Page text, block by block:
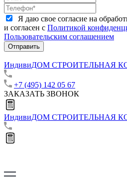
Я даю свое согласие на
и согласен с Политикой
Пользовательским соглашением
Отправить
ИндивиДОМ СТРОИТЕЛЬНАЯ
+7 (495) 142 05 67
ЗАКАЗАТЬ ЗВОНОК
ИндивиДОМ СТРОИТЕЛЬНАЯ